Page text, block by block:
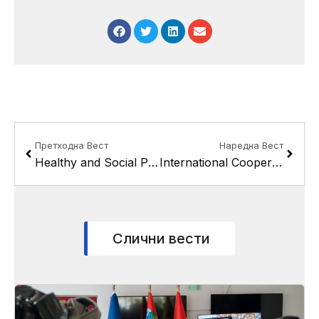
Претходна Вест
Healthy and Social Protection
Наредна Вест
International Cooperation and Public Affairs
Слични вести